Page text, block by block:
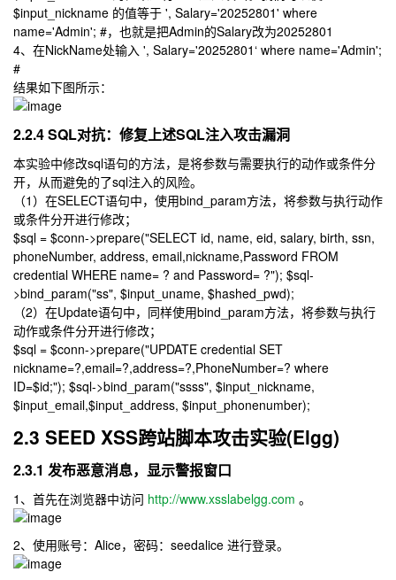
$input_nickname 的值等于 ', Salary='20252801' where
name='Admin'; #，也就是把Admin的Salary改为20252801
4、在NickName处输入 ', Salary='20252801‘ where name='Admin';
#
结果如下图所示：
2.2.4 SQL对抗：修复上述SQL注入攻击漏洞
本实验中修改sql语句的方法，是将参数与需要执行的动作或条件分
开，从而避免的了sql注入的风险。
（1）在SELECT语句中，使用bind_param方法，将参数与执行动作
或条件分开进行修改；
$sql = $conn->prepare("SELECT id, name, eid, salary, birth, ssn,
phoneNumber, address, email,nickname,Password FROM
credential WHERE name= ? and Password= ?"); $sql-
>bind_param("ss", $input_uname, $hashed_pwd);
（2）在Update语句中，同样使用bind_param方法，将参数与执行
动作或条件分开进行修改；
$sql = $conn->prepare("UPDATE credential SET
nickname=?,email=?,address=?,PhoneNumber=? where
ID=$id;"); $sql->bind_param("ssss", $input_nickname,
$input_email,$input_address, $input_phonenumber);
2.3 SEED XSS跨站脚本攻击实验(Elgg)
2.3.1 发布恶意消息，显示警报窗口
1、首先在浏览器中访问 http://www.xsslabelgg.com 。
2、使用账号：Alice，密码：seedalice 进行登录。